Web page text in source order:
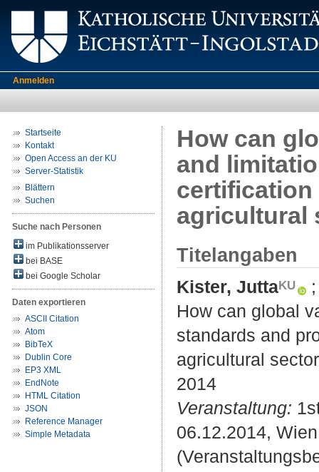
Anmelden
Startseite
Kontakt
Open Access an der KU
Server-Statistik
Blättern
Suchen
Suche nach Personen
im Publikationsserver
bei BASE
bei Google Scholar
Daten exportieren
ASCII Citation
Atom
BibTeX
Dublin Core
EP3 XML
EndNote
HTML Citation
JSON
Reference Manager
Simple Metadata
How can
and
certification
agricultural
Titelangaben
Kister, Jutta
How can global
standards and
agricultural
2014
Veranstaltung:
06.12.2014,